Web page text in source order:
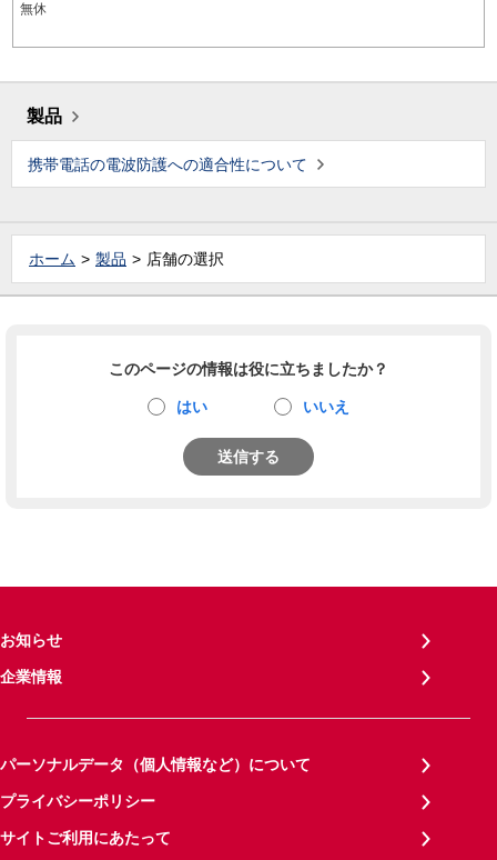
無休
製品
携帯電話の電波防護への適合性について
ホーム 製品 店舗の選択
このページの情報は役に立ちましたか？
はい いいえ
送信する
お知らせ
企業情報
パーソナルデータ（個人情報など）について
プライバシーポリシー
サイトご利用にあたって